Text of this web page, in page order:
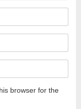
browser for the